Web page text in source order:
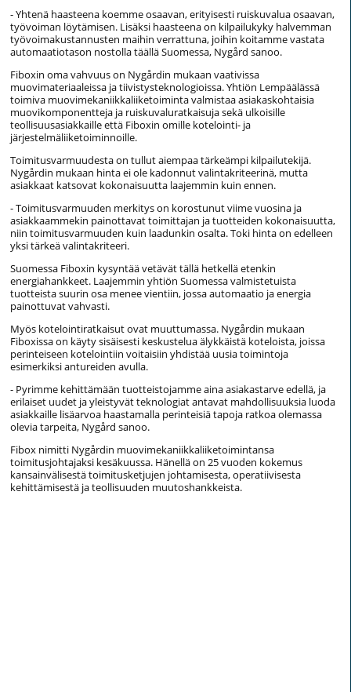
- Yhtenä haasteena koemme osaavan, erityisesti ruiskuvalua osaavan,
työvoiman löytämisen. Lisäksi haasteena on kilpailukyky halvemman
työvoimakustannusten maihin verrattuna, joihin koitamme vastata
automaatiotason nostolla täällä Suomessa, Nygård sanoo.
Fiboxin oma vahvuus on Nygårdin mukaan vaativissa
muovimateriaaleissa ja tiivistysteknologioissa. Yhtiön Lempäälässä
toimiva muovimekaniikkaliiketoiminta valmistaa asiakaskohtaisia
muovikomponentteja ja ruiskuvaluratkaisuja sekä ulkoisille
teollisuusasiakkaille että Fiboxin omille kotelointi- ja
järjestelmäliiketoiminnoille.
Toimitusvarmuudesta on tullut aiempaa tärkeämpi kilpailutekijä.
Nygårdin mukaan hinta ei ole kadonnut valintakriteerinä, mutta
asiakkaat katsovat kokonaisuutta laajemmin kuin ennen.
- Toimitusvarmuuden merkitys on korostunut viime vuosina ja
asiakkaammekin painottavat toimittajan ja tuotteiden kokonaisuutta,
niin toimitusvarmuuden kuin laadunkin osalta. Toki hinta on edelleen
yksi tärkeä valintakriteeri.
Suomessa Fiboxin kysyntää vetävät tällä hetkellä etenkin
energiahankkeet. Laajemmin yhtiön Suomessa valmistetuista
tuotteista suurin osa menee vientiin, jossa automaatio ja energia
painottuvat vahvasti.
Myös kotelointiratkaisut ovat muuttumassa. Nygårdin mukaan
Fiboxissa on käyty sisäisesti keskustelua älykkäistä koteloista, joissa
perinteiseen kotelointiin voitaisiin yhdistää uusia toimintoja
esimerkiksi antureiden avulla.
- Pyrimme kehittämään tuotteistojamme aina asiakastarve edellä, ja
erilaiset uudet ja yleistyvät teknologiat antavat mahdollisuuksia luoda
asiakkaille lisäarvoa haastamalla perinteisiä tapoja ratkoa olemassa
olevia tarpeita, Nygård sanoo.
Fibox nimitti Nygårdin muovimekaniikkaliiketoimintansa
toimitusjohtajaksi kesäkuussa. Hänellä on 25 vuoden kokemus
kansainvälisestä toimitusketjujen johtamisesta, operatiivisesta
kehittämisestä ja teollisuuden muutoshankkeista.